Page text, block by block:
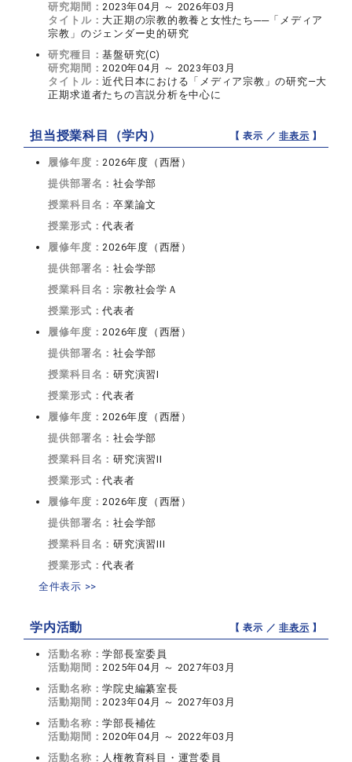
研究期間：2023年04月 ～ 2026年03月
タイトル： 大正期の宗教的教養と女性たち──「メディア
宗教」のジェンダー史的研究
研究種目：基盤研究(C)
研究期間：2020年04月 ～ 2023年03月
タイトル：近代日本における「メディア宗教」の研究―大
正期求道者たちの言説分析を中心に
担当授業科目（学内） 【 表示 ／非表示 】
履修年度：2026年度（西暦）
提供部署名：社会学部
授業科目名：卒業論文
授業形式：代表者
履修年度：2026年度（西暦）
提供部署名：社会学部
授業科目名：宗教社会学Ａ
授業形式：代表者
履修年度：2026年度（西暦）
提供部署名：社会学部
授業科目名：研究演習I
授業形式：代表者
履修年度：2026年度（西暦）
提供部署名：社会学部
授業科目名：研究演習II
授業形式：代表者
履修年度：2026年度（西暦）
提供部署名：社会学部
授業科目名：研究演習III
授業形式：代表者
全件表示 >>
学内活動 【 表示 ／非表示 】
活動名称：学部長室委員
活動期間：2025年04月 ～ 2027年03月
活動名称：学院史編纂室長
活動期間：2023年04月 ～ 2027年03月
活動名称：学部長補佐
活動期間：2020年04月 ～ 2022年03月
活動名称： 人権教育科目・運営委員